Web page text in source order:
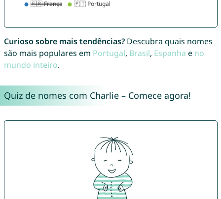
Curioso sobre mais tendências?Descubra quais nomes
são mais populares em Portugal, Brasil, Espanha e no
mundo inteiro.
Quiz de nomes com Charlie – Comece agora!